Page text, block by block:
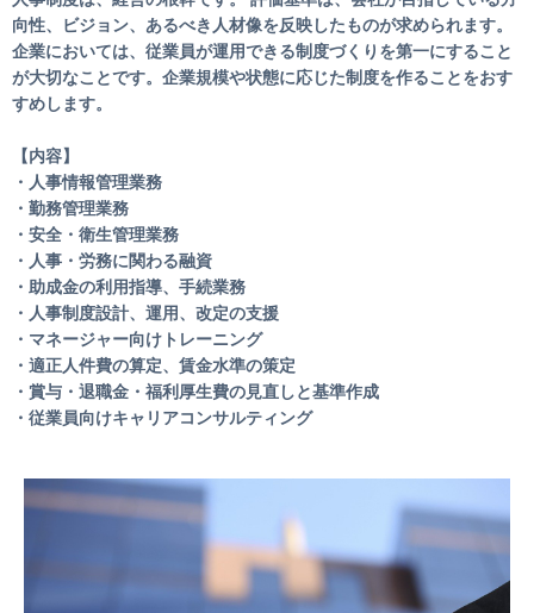
向性、ビジョン、あるべき人材像を反映したものが求められます。
企業においては、従業員が運用できる制度づくりを第一にすること
が大切なことです。企業規模や状態に応じた制度を作ることをおす
すめします。
【内容】
・人事情報管理業務
・勤務管理業務
・安全・衛生管理業務
・人事・労務に関わる融資
・助成金の利用指導、手続業務
・人事制度設計、運用、改定の支援
・マネージャー向けトレーニング
・適正人件費の算定、賃金水準の策定
・賞与・退職金・福利厚生費の見直しと基準作成
・従業員向けキャリアコンサルティング